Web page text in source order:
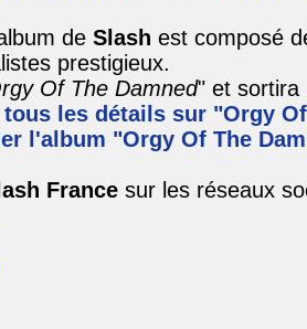
de Slash est composé
prestigieux.
Of The Damned" et sortira
tous les détails sur "Orgy
l'album "Orgy Of The
France sur les réseaux